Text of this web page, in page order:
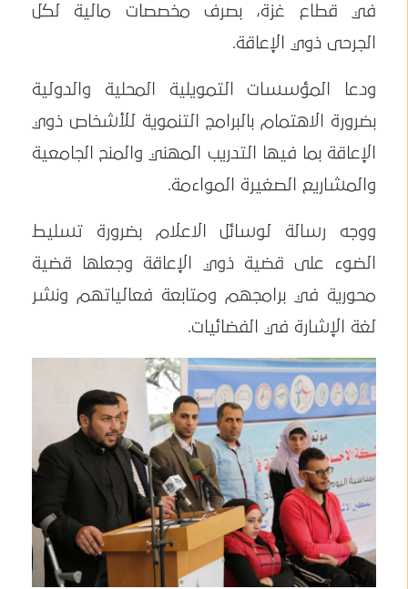
في قطاع غزة، بصرف مخصصات مالية لكل
الجرحى ذوي الإعاقة.
ودعا المؤسسات التمويلية المحلية والدولية
بضرورة الاهتمام بالبرامج التنموية للأشخاص ذوي
الإعاقة بما فيها التدريب المهني والمنح الجامعية
والمشاريع الصغيرة المواءمة.
ووجه رسالة لوسائل الاعلام بضرورة تسليط
الضوء على قضية ذوي الإعاقة وجعلها قضية
محورية في برامجهم ومتابعة فعالياتهم ونشر
لغة الإشارة في الفضائيات.